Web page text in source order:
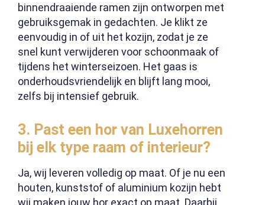
binnendraaiende ramen zijn ontworpen met
gebruiksgemak in gedachten. Je klikt ze
eenvoudig in of uit het kozijn, zodat je ze
snel kunt verwijderen voor schoonmaak of
tijdens het winterseizoen. Het gaas is
onderhoudsvriendelijk en blijft lang mooi,
zelfs bij intensief gebruik.
3. Past een hor van Luxehorren
bij elk type raam of interieur?
Ja, wij leveren volledig op maat. Of je nu een
houten, kunststof of aluminium kozijn hebt
wij maken jouw hor exact op maat. Daarbij